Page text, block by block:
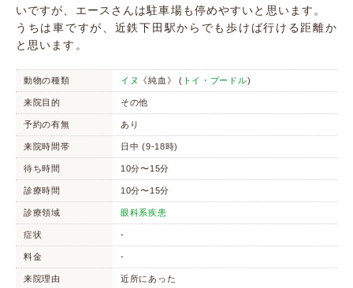
いですが、エースさんは駐車場も停めやすいと思います。
うちは車ですが、近鉄下田駅からでも歩けば行ける距離か
と思います。
動物の種類 イヌ 《純血》 ( トイ・プードル)
来院目的 その他
予約の有無 あり
来院時間帯 日中 (9-18時)
待ち時間 10分〜15分
診療時間 10分〜15分
診療領域 眼科系疾患
症状 -
料金 -
来院理由 近所にあった